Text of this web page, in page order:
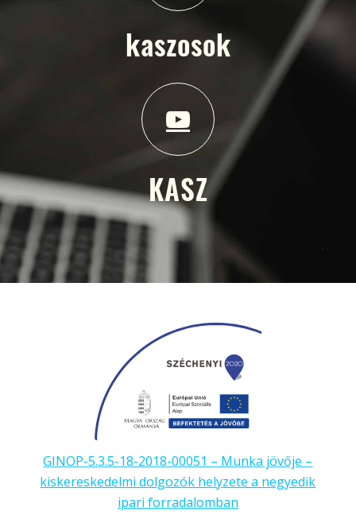
kaszosok
KASZ
GINOP-5.3.5-18-2018-00051 – Munka jövője –
kiskereskedelmi dolgozók helyzete a negyedik
ipari forradalomban